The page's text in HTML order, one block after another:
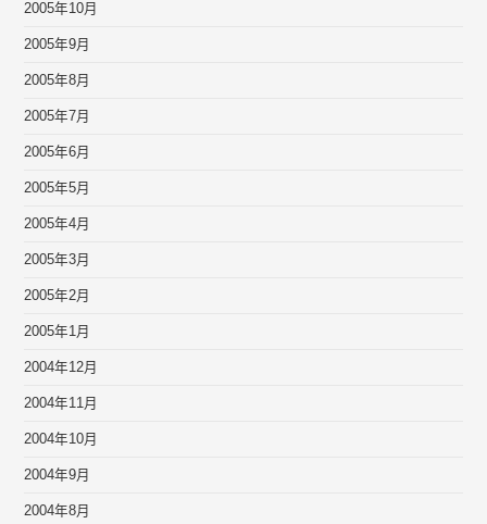
2005年10月
2005年9月
2005年8月
2005年7月
2005年6月
2005年5月
2005年4月
2005年3月
2005年2月
2005年1月
2004年12月
2004年11月
2004年10月
2004年9月
2004年8月